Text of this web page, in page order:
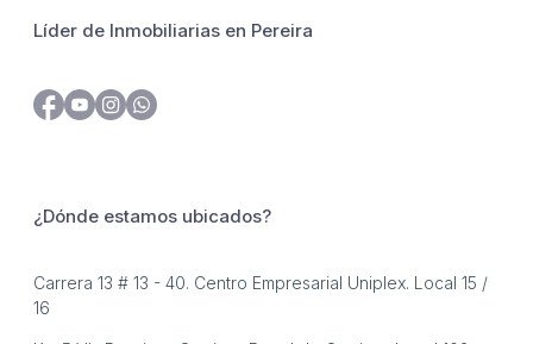
Líder de Inmobiliarias en Pereira
¿Dónde estamos ubicados?
Carrera 13 # 13 - 40. Centro Empresarial Uniplex. Local 15 /
16